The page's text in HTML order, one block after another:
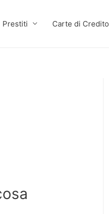
Prestiti Carte di Credito